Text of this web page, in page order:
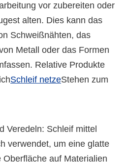
vor zubereiten oder
alten. Dies kann das
Schweißnähten, das
Metall oder das Formen
Relative Produkte
Schleif netzeStehen zum
Veredeln: Schleif mittel
verwendet, um eine glatte
Oberfläche auf Materialien